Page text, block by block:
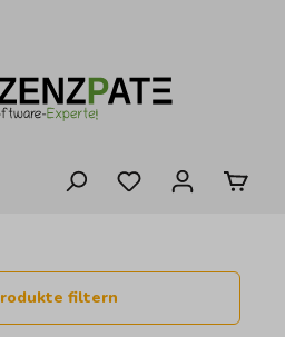
filtern